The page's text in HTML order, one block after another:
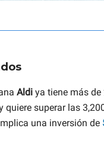
Aldi ya tiene más de
quiere superar las
una inversión de